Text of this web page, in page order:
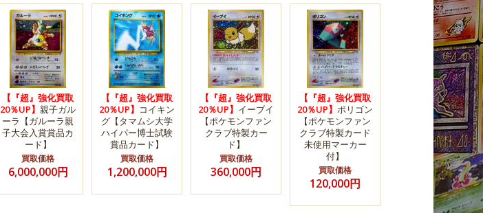
【『超』強化買取
20％UP】 親子ガル
ーラ【ガルーラ親
子大会入賞賞品カ
ード】
買取価格
6,000,000円
【『超』強化買取
20％UP】 コイキン
グ【タマムシ大学
ハイパー博士試験
賞品カード】
買取価格
1,200,000円
【『超』強化買取
20％UP】 イーブイ
【ポケモンファン
クラブ特製カー
ド】
買取価格
360,000円
【『超』強化買取
20％UP】 ポリゴン
【ポケモンファン
クラブ特製カード
未使用マーカー
付】
買取価格
120,000円